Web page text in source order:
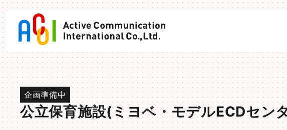
Skip
to
content
企画準備中
公立保育施設(ミヨベ・モデルECDセン